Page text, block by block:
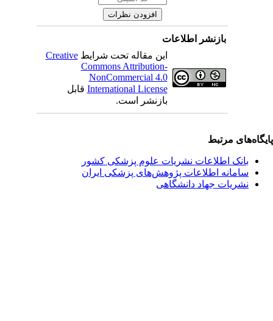
بازنشر اطلاعات
این مقاله تحت شرایطCreative
Commons Attribution-
NonCommercial 4.0
International Licenseقابل
بازنشر است.
مرتبط
بانک اطلاعات نشریات علوم پزشکی کشور
سامانه اطلاعات پژوهش‌های پزشکی ایران
نشریات جهاد دانشگاهی